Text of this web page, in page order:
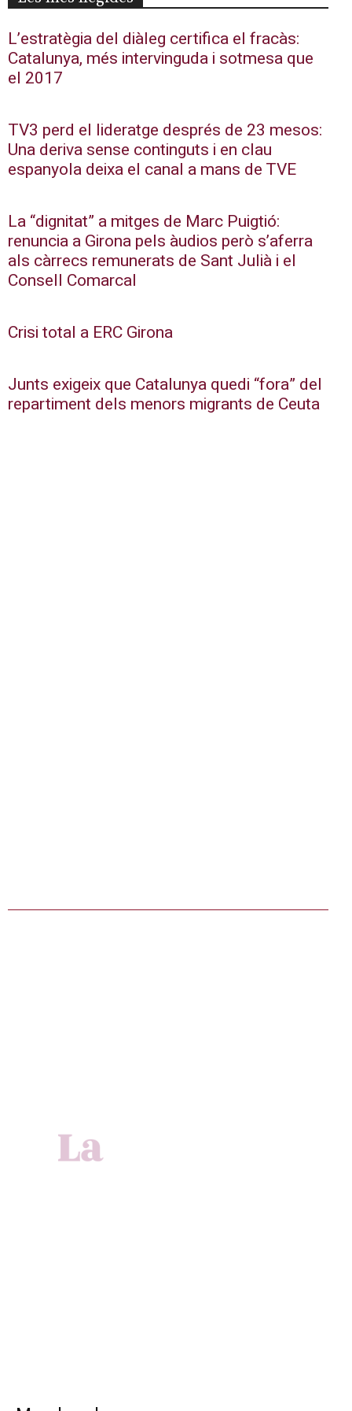
L’estratègia del diàleg certifica el fracàs:
Catalunya, més intervinguda i sotmesa que
el 2017
TV3 perd el lideratge després de 23 mesos:
Una deriva sense continguts i en clau
espanyola deixa el canal a mans de TVE
La “dignitat” a mitges de Marc Puigtió:
renuncia a Girona pels àudios però s’aferra
als càrrecs remunerats de Sant Julià i el
Consell Comarcal
Crisi total a ERC Girona
Junts exigeix que Catalunya quedi “fora” del
repartiment dels menors migrants de Ceuta